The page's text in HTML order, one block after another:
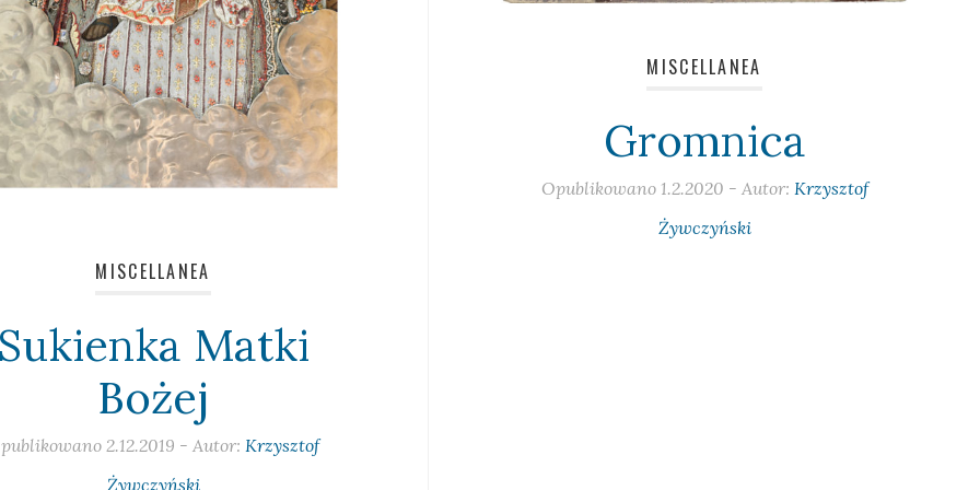
MISCELLANEA
Gromnica
Opublikowano 1.2.2020 - Autor: Krzysztof
Żywczyński
MISCELLANEA
Matki
Bożej
2.12.2019 - Autor: Krzysztof
Żywczyński